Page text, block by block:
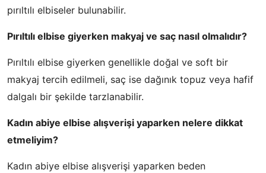
pırıltılı elbiseler bulunabilir.
Pırıltılı elbise giyerken makyaj ve saç nasıl olmalıdır?
Pırıltılı elbise giyerken genellikle doğal ve soft bir
makyaj tercih edilmeli, saç ise dağınık topuz veya hafif
dalgalı bir şekilde tarzlanabilir.
Kadın abiye elbise alışverişi yaparken nelere dikkat
etmeliyim?
Kadın abiye elbise alışverişi yaparken beden